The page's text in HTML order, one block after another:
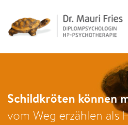
Schildkröten können
vom Weg erzählen als